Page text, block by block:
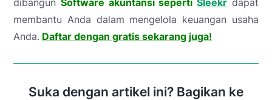
dibangun Software akuntansi sepertiSleekr dapat
membantu Anda dalam mengelola keuangan usaha
Anda. Daftar dengan gratis sekarang juga!
Suka dengan artikel ini? Bagikan ke